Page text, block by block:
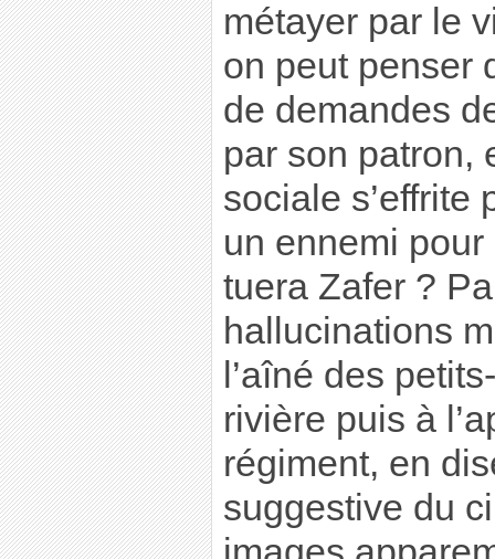
métayer par le
on peut penser
de demandes
par son patron,
sociale s’effrite
un ennemi
tuera Zafer ?
hallucinations
l’aîné des
rivière puis à
régiment, en
suggestive du